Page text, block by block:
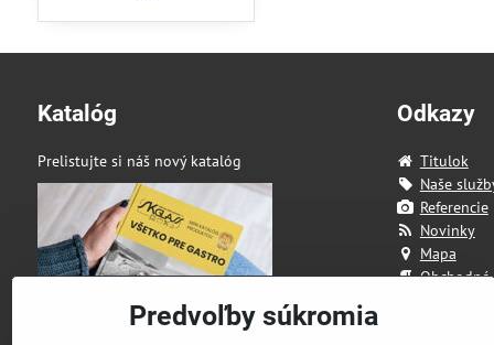
Katalóg
Prelistujte si náš nový katalóg
Odkazy
Titulok
Naše
Referencie
Novinky
Mapa
Predvoľby súkromia